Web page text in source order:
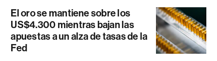
El oro se mantiene sobre los
US$4.300 mientras bajan las
apuestas a un alza de tasas de la
Fed